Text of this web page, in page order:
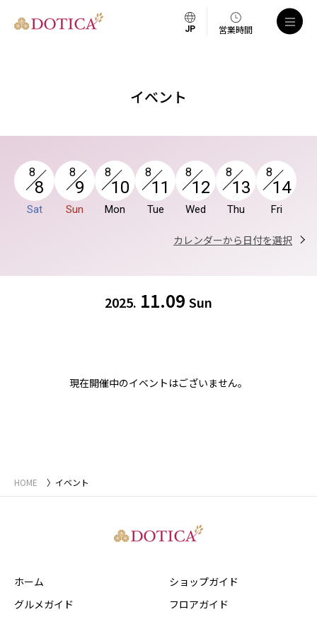
営業時間
イベント
8
8
Sat
8
9
Sun
8
10
Mon
8
11
Tue
8
12
Wed
8
13
Thu
8
14
Fri
カレンダーから日付を選択
2025. 11.09 Sun
現在開催中のイベントはございません。
HOME イベント
ホーム
グルメガイド
ショップガイド
フロアガイド